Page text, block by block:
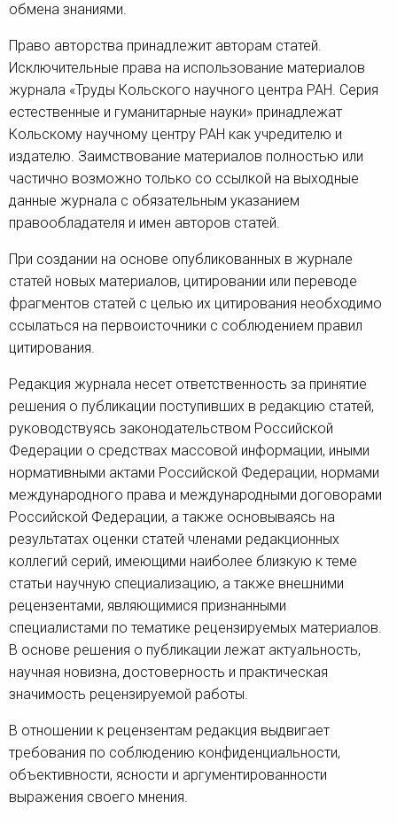
обмена знаниями.
Право авторства принадлежит авторам статей.
Исключительные права на использование материалов
журнала «Труды Кольского научного центра РАН. Серия
естественные и гуманитарные науки» принадлежат
Кольскому научному центру РАН как учредителю и
издателю. Заимствование материалов полностью или
частично возможно только со ссылкой на выходные
данные журнала с обязательным указанием
правообладателя и имен авторов статей.
При создании на основе опубликованных в журнале
статей новых материалов, цитировании или переводе
фрагментов статей с целью их цитирования необходимо
ссылаться на первоисточники с соблюдением правил
цитирования.
Редакция журнала несет ответственность за принятие
решения о публикации поступивших в редакцию статей,
руководствуясь законодательством Российской
Федерации о средствах массовой информации, иными
нормативными актами Российской Федерации, нормами
международного права и международными договорами
Российской Федерации, а также основываясь на
результатах оценки статей членами редакционных
коллегий серий, имеющими наиболее близкую к теме
статьи научную специализацию, а также внешними
рецензентами, являющимися признанными
специалистами по тематике рецензируемых материалов.
В основе решения о публикации лежат актуальность,
научная новизна, достоверность и практическая
значимость рецензируемой работы.
В отношении к рецензентам редакция выдвигает
требования по соблюдению конфиденциальности,
объективности, ясности и аргументированности
выражения своего мнения.